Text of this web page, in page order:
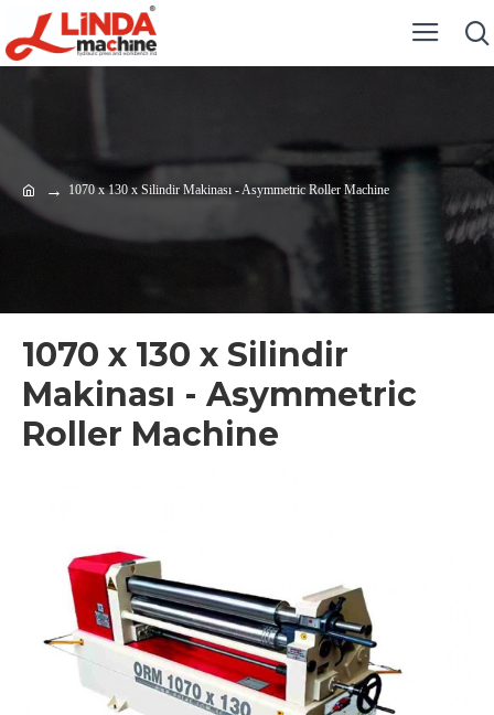
1070 x 130 x Silindir Makinası - Asymmetric Roller Machine
1070 x 130 x Silindir
Makinası - Asymmetric
Roller Machine